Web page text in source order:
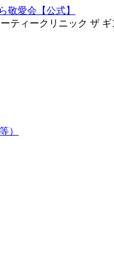
ティークリニック ザ
）